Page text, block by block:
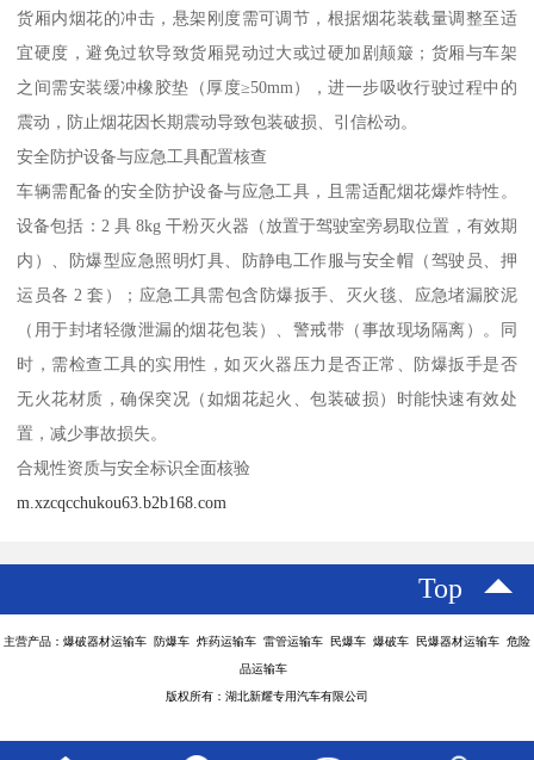
货厢内烟花的冲击，悬架刚度需可调节，根据烟花装载量调整至适
宜硬度，避免过软导致货厢晃动过大或过硬加剧颠簸；货厢与车架
之间需安装缓冲橡胶垫（厚度≥50mm），进一步吸收行驶过程中的
震动，防止烟花因长期震动导致包装破损、引信松动。​
安全防护设备与应急工具配置核查​
车辆需配备的安全防护设备与应急工具，且需适配烟花爆炸特性。
设备包括：2 具 8kg 干粉灭火器（放置于驾驶室旁易取位置，有效期
内）、防爆型应急照明灯具、防静电工作服与安全帽（驾驶员、押
运员各 2 套）；应急工具需包含防爆扳手、灭火毯、应急堵漏胶泥
（用于封堵轻微泄漏的烟花包装）、警戒带（事故现场隔离）。同
时，需检查工具的实用性，如灭火器压力是否正常、防爆扳手是否
无火花材质，确保突况（如烟花起火、包装破损）时能快速有效处
置，减少事故损失。​
合规性资质与安全标识全面核验​
m.xzcqcchukou63.b2b168.com
Top
主营产品：爆破器材运输车 防爆车 炸药运输车 雷管运输车 民爆车 爆破车 民爆器材运输车 危险
品运输车
版权所有：湖北新耀专用汽车有限公司